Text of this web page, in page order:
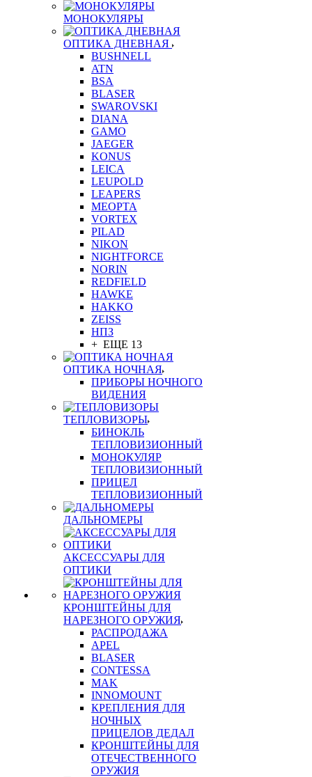
МОНОКУЛЯРЫ
ОПТИКА ДНЕВНАЯ
BUSHNELL
ATN
BSA
BLASER
SWAROVSKI
DIANA
GAMO
JAEGER
KONUS
LEICA
LEUPOLD
LEAPERS
MEOPTA
VORTEX
PILAD
NIKON
NIGHTFORCE
NORIN
REDFIELD
HAWKE
HAKKO
ZEISS
НПЗ
+ ЕЩЕ 13
ОПТИКА НОЧНАЯ
ПРИБОРЫ НОЧНОГО
ВИДЕНИЯ
ТЕПЛОВИЗОРЫ
БИНОКЛЬ
ТЕПЛОВИЗИОННЫЙ
МОНОКУЛЯР
ТЕПЛОВИЗИОННЫЙ
ПРИЦЕЛ
ТЕПЛОВИЗИОННЫЙ
ДАЛЬНОМЕРЫ
АКСЕССУАРЫ ДЛЯ
ОПТИКИ
КРОНШТЕЙНЫ ДЛЯ
НАРЕЗНОГО ОРУЖИЯ
РАСПРОДАЖА
APEL
BLASER
CONTESSA
MAK
INNOMOUNT
КРЕПЛЕНИЯ ДЛЯ
НОЧНЫХ
ПРИЦЕЛОВ ДЕДАЛ
КРОНШТЕЙНЫ ДЛЯ
ОТЕЧЕСТВЕННОГО
ОРУЖИЯ